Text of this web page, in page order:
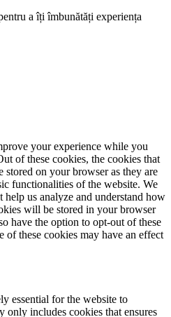
a îți îmbunătăți experiența
your experience while you
of these cookies, the cookies that
stored on your browser as they are
functionalities of the website. We
help us analyze and understand how
will be stored in your browser
have the option to opt-out of these
these cookies may have an effect
essential for the website to
only includes cookies that ensures